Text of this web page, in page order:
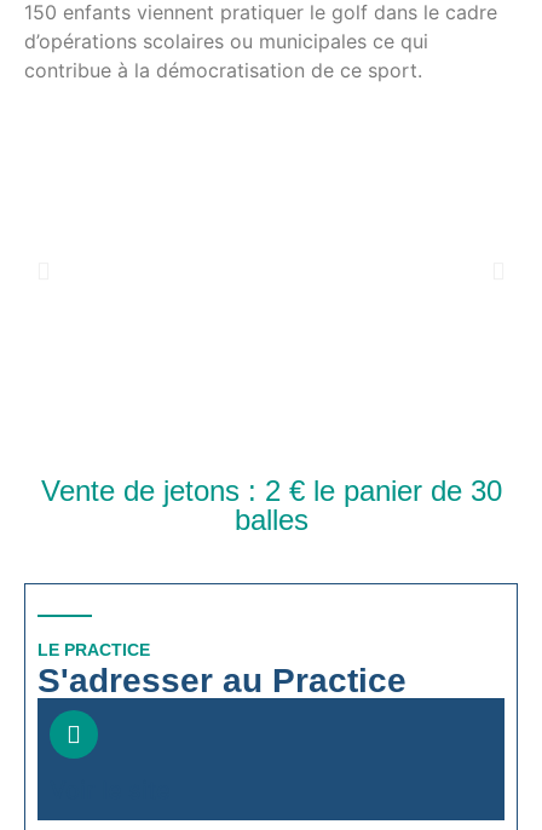
150 enfants viennent pratiquer le golf dans le cadre
d’opérations scolaires ou municipales ce qui
contribue à la démocratisation de ce sport.
Vente de jetons : 2 € le panier de 30
balles
LE PRACTICE
S'adresser au Practice